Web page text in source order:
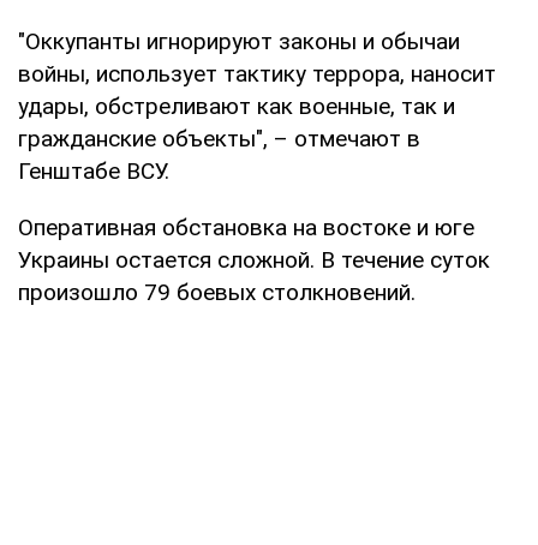
"Оккупанты игнорируют законы и обычаи
войны, использует тактику террора, наносит
удары, обстреливают как военные, так и
гражданские объекты", – отмечают в
Генштабе ВСУ.
Оперативная обстановка на востоке и юге
Украины остается сложной. В течение суток
произошло 79 боевых столкновений.